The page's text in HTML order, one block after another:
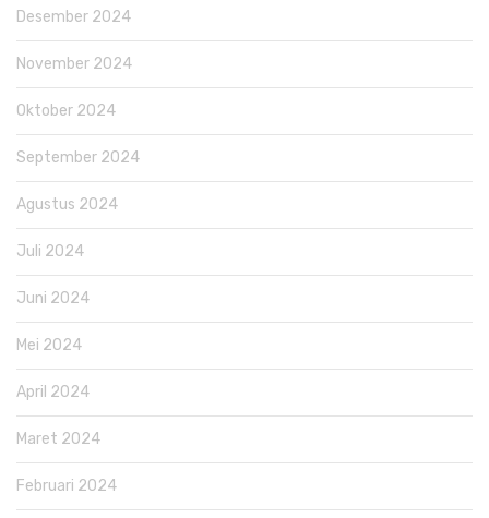
Desember 2024
November 2024
Oktober 2024
September 2024
Agustus 2024
Juli 2024
Juni 2024
Mei 2024
April 2024
Maret 2024
Februari 2024